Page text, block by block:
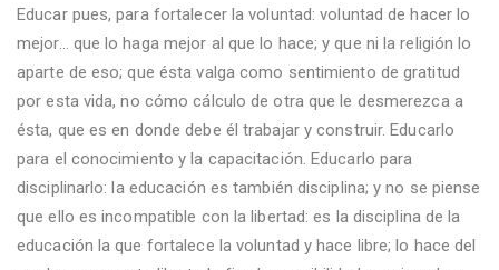
Educar pues, para fortalecer la voluntad: voluntad de hacer lo
mejor… que lo haga mejor al que lo hace; y que ni la religión lo
aparte de eso; que ésta valga como sentimiento de gratitud
por esta vida, no cómo cálculo de otra que le desmerezca a
ésta, que es en donde debe él trabajar y construir. Educarlo
para el conocimiento y la capacitación. Educarlo para
disciplinarlo: la educación es también disciplina; y no se piense
que ello es incompatible con la libertad: es la disciplina de la
educación la que fortalece la voluntad y hace libre; lo hace del